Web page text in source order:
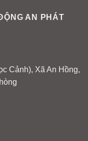
AN PHÁT
Cảnh), Xã An Hồng,